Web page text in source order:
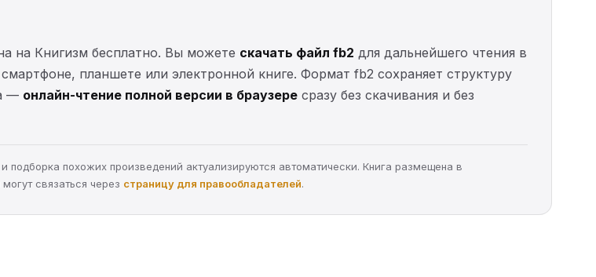
на Книгизм бесплатно. Вы можете скачать файл fb2 для дальнейшего чтения в
планшете или электронной книге. Формат fb2 сохраняет структуру
— онлайн-чтение полной версии в браузере сразу без скачивания и без
подборка похожих произведений актуализируются автоматически. Книга размещена в
связаться через страницу для правообладателей.